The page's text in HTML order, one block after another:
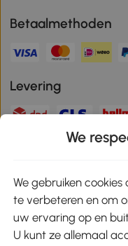
Betaalmethoden
Levering
Veilige betaling
Download de app
We
We gebruiken
te verbeteren en om
uw ervaring op en
U kunt ze allemaal